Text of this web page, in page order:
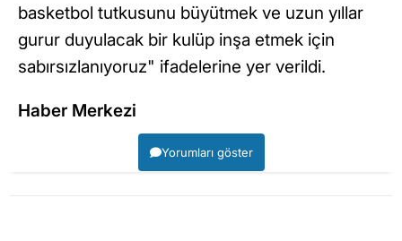
basketbol tutkusunu büyütmek ve uzun yıllar
gurur duyulacak bir kulüp inşa etmek için
sabırsızlanıyoruz" ifadelerine yer verildi.
Haber Merkezi
Yorumları göster